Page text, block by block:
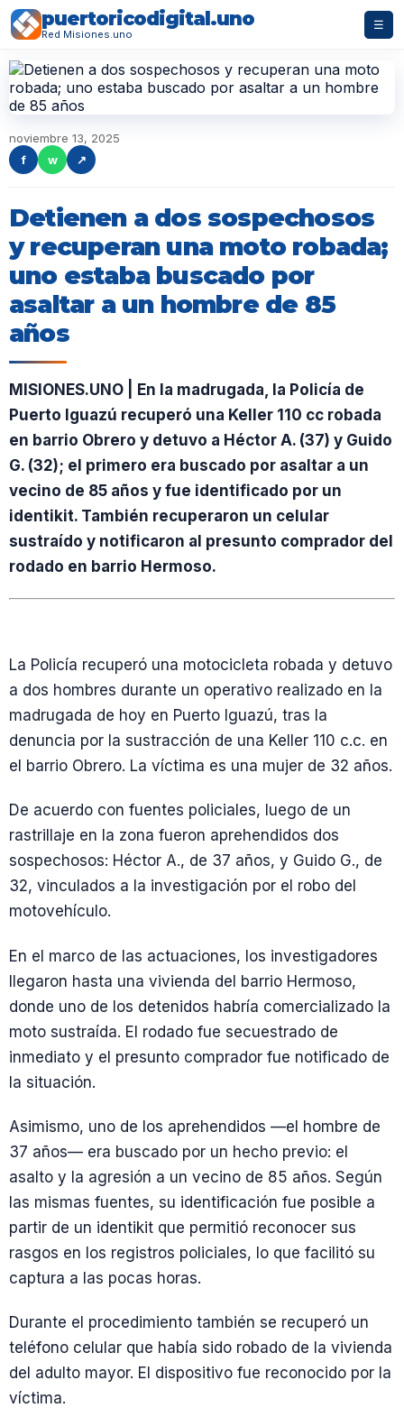
puertoricodigital.uno
Red Misiones.uno
☰
noviembre 13, 2025
f
w ↗
Detienen a dos sospechosos
y recuperan una moto robada;
uno estaba buscado por
asaltar a un hombre de 85
años
MISIONES.UNO | En la madrugada, la Policía de
Puerto Iguazú recuperó una Keller 110 cc robada
en barrio Obrero y detuvo a Héctor A. (37) y Guido
G. (32); el primero era buscado por asaltar a un
vecino de 85 años y fue identificado por un
identikit. También recuperaron un celular
sustraído y notificaron al presunto comprador del
rodado en barrio Hermoso.
La Policía recuperó una motocicleta robada y detuvo
a dos hombres durante un operativo realizado en la
madrugada de hoy en Puerto Iguazú, tras la
denuncia por la sustracción de una Keller 110 c.c. en
el barrio Obrero. La víctima es una mujer de 32 años.
De acuerdo con fuentes policiales, luego de un
rastrillaje en la zona fueron aprehendidos dos
sospechosos: Héctor A., de 37 años, y Guido G., de
32, vinculados a la investigación por el robo del
motovehículo.
En el marco de las actuaciones, los investigadores
llegaron hasta una vivienda del barrio Hermoso,
donde uno de los detenidos habría comercializado la
moto sustraída. El rodado fue secuestrado de
inmediato y el presunto comprador fue notificado de
la situación.
Asimismo, uno de los aprehendidos —el hombre de
37 años— era buscado por un hecho previo: el
asalto y la agresión a un vecino de 85 años. Según
las mismas fuentes, su identificación fue posible a
partir de un identikit que permitió reconocer sus
rasgos en los registros policiales, lo que facilitó su
captura a las pocas horas.
Durante el procedimiento también se recuperó un
teléfono celular que había sido robado de la vivienda
del adulto mayor. El dispositivo fue reconocido por la
víctima.